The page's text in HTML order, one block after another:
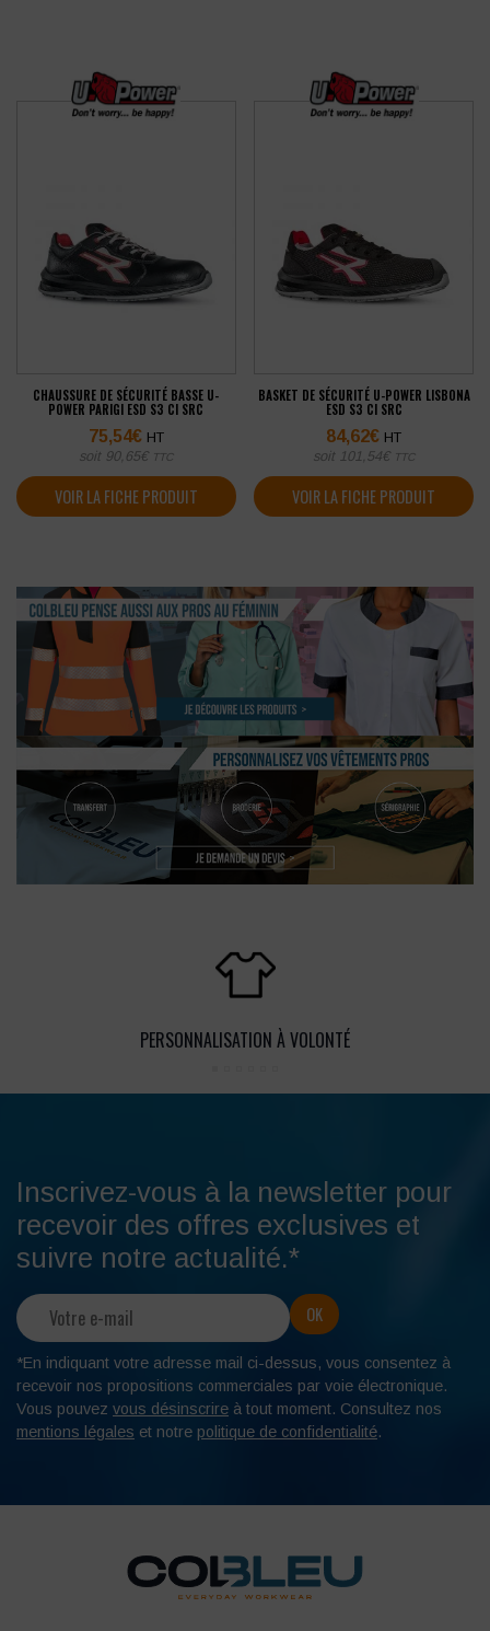
CHAUSSURE DE SÉCURITÉ BASSE U-
POWER PARIGI ESD S3 CI SRC
75,54€ HT
soit 90,65€ TTC
VOIR LA FICHE PRODUIT
BASKET DE SÉCURITÉ U-POWER LISBONA
ESD S3 CI SRC
84,62€ HT
soit 101,54€ TTC
VOIR LA FICHE PRODUIT
PERSONNALISATION À VOLONTÉ
Inscrivez-vous à la newsletter pour
recevoir des offres exclusives et
suivre notre actualité.*
*En indiquant votre adresse mail ci-dessus, vous consentez à
recevoir nos propositions commerciales par voie électronique.
Vous pouvez vous désinscrire à tout moment. Consultez nos
mentions légales et notre politique de confidentialité.